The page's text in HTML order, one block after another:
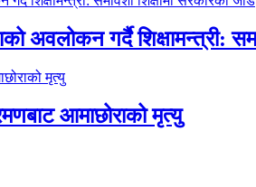
अवलोकन गर्दै शिक्षामन्त्री:
आमाछोराको मृत्यु